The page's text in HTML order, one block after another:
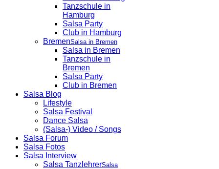
Tanzschule in
Hamburg
Salsa Party
Club in Hamburg
BremenSalsa in Bremen
Salsa in Bremen
Tanzschule in
Bremen
Salsa Party
Club in Bremen
Salsa Blog
Lifestyle
Salsa Festival
Dance Salsa
(Salsa-) Video / Songs
Salsa Forum
Salsa Fotos
Salsa Interview
Salsa TanzlehrerSalsa